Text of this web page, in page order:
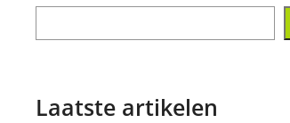
Laatste artikelen